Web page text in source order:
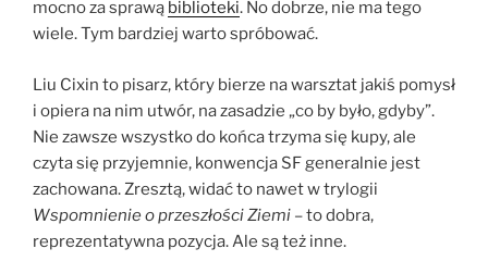
mocno za sprawą biblioteki. No dobrze, nie ma tego
wiele. Tym bardziej warto spróbować.
Liu Cixin to pisarz, który bierze na warsztat jakiś pomysł
i opiera na nim utwór, na zasadzie „co by było, gdyby”.
Nie zawsze wszystko do końca trzyma się kupy, ale
czyta się przyjemnie, konwencja SF generalnie jest
zachowana. Zresztą, widać to nawet w trylogii
Wspomnienie o przeszłości Ziemi – to dobra,
reprezentatywna pozycja. Ale są też inne.